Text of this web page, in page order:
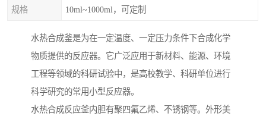
规格 10ml~1000ml，可定制
水热合成釜是为在一定温度、一定压力条件下合成化学
物质提供的反应器。它广泛应用于新材料、能源、环境
工程等领域的科研试验中，是高校教学、科研单位进行
科学研究的常用小型反应器。
水热合成反应釜内胆有聚四氟乙烯、不锈钢等。外形美